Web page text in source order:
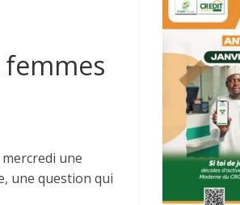
une
une question qui